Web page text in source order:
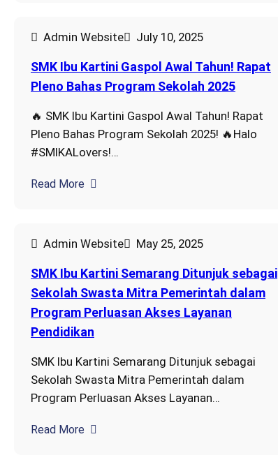
Admin Website July 10, 2025
SMK Ibu Kartini Gaspol Awal Tahun! Rapat
Pleno Bahas Program Sekolah 2025
🔥 SMK Ibu Kartini Gaspol Awal Tahun! Rapat
Pleno Bahas Program Sekolah 2025! 🔥Halo
#SMIKALovers!…
Read More
Admin Website May 25, 2025
SMK Ibu Kartini Semarang Ditunjuk sebagai
Sekolah Swasta Mitra Pemerintah dalam
Program Perluasan Akses Layanan
Pendidikan
SMK Ibu Kartini Semarang Ditunjuk sebagai
Sekolah Swasta Mitra Pemerintah dalam
Program Perluasan Akses Layanan…
Read More